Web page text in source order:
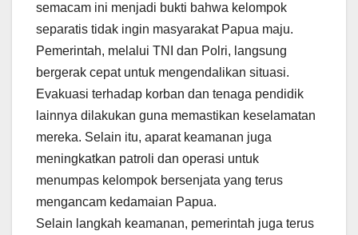
semacam ini menjadi bukti bahwa kelompok
separatis tidak ingin masyarakat Papua maju.
Pemerintah, melalui TNI dan Polri, langsung
bergerak cepat untuk mengendalikan situasi.
Evakuasi terhadap korban dan tenaga pendidik
lainnya dilakukan guna memastikan keselamatan
mereka. Selain itu, aparat keamanan juga
meningkatkan patroli dan operasi untuk
menumpas kelompok bersenjata yang terus
mengancam kedamaian Papua.
Selain langkah keamanan, pemerintah juga terus